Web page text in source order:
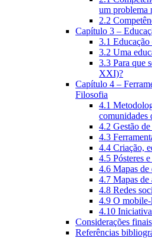
um problema
2.2
Capítulo 3 –
3.1 Educação
3.2 Uma
3.3 Para que
XXI)?
Capítulo 4 –
Filosofia
4.1
comunidades
4.2 Gestão
4.3
4.4 Criação,
4.5 Pósteres
4.6 Mapas de
4.7 Mapas de
4.8 Redes
4.9 O
4.10
Considerações finais
Referências